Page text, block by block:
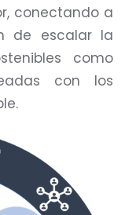
conectando a
de escalar la
como
con los